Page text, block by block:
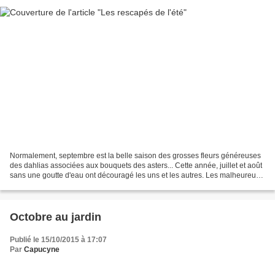
Normalement, septembre est la belle saison des grosses fleurs généreuses
des dahlias associées aux bouquets des asters... Cette année, juillet et août
sans une goutte d'eau ont découragé les uns et les autres. Les malheureux
Octobre au jardin
Publié le 15/10/2015 à 17:07
Par Capucyne